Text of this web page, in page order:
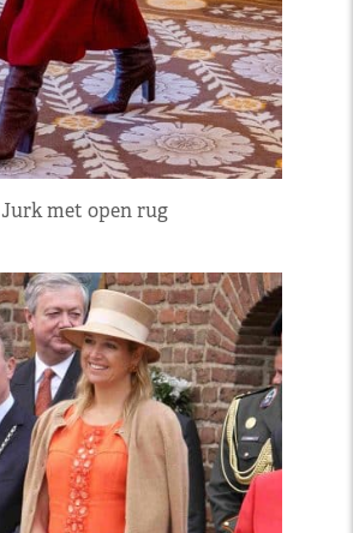
Jurk met open rug